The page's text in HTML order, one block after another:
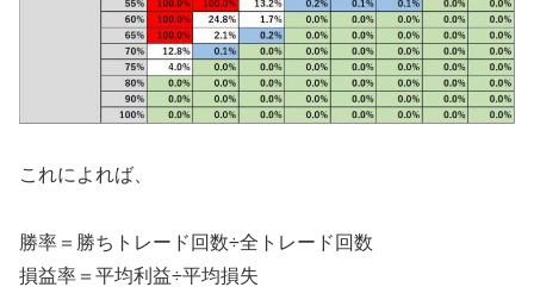
これによれば、
勝率＝勝ちトレード回数÷全トレード回数
損益率＝平均利益÷平均損失